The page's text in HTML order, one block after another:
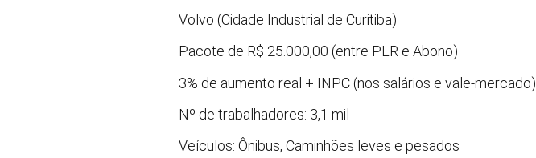
Volvo (Cidade Industrial de Curitiba)
Pacote de R$ 25.000,00 (entre PLR e Abono)
3% de aumento real + INPC (nos salários e vale-mercado)
Nº de trabalhadores: 3,1 mil
Veículos: Ônibus, Caminhões leves e pesados